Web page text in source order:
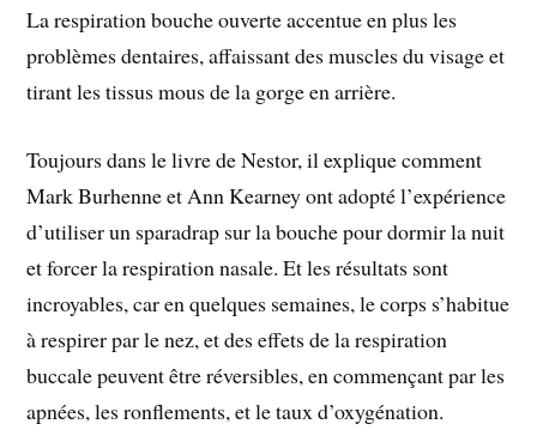
La respiration bouche ouverte accentue en plus les
problèmes dentaires, affaissant des muscles du visage et
tirant les tissus mous de la gorge en arrière.
Toujours dans le livre de Nestor, il explique comment
Mark Burhenne et Ann Kearney ont adopté l’expérience
d’utiliser un sparadrap sur la bouche pour dormir la nuit
et forcer la respiration nasale. Et les résultats sont
incroyables, car en quelques semaines, le corps s’habitue
à respirer par le nez, et des effets de la respiration
buccale peuvent être réversibles, en commençant par les
apnées, les ronflements, et le taux d’oxygénation.